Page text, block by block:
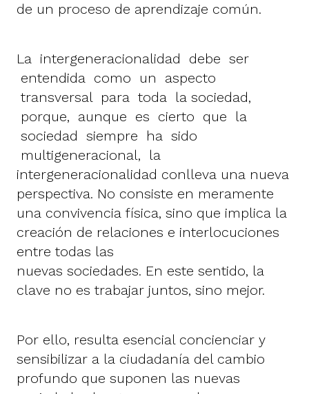
de un proceso de aprendizaje común.
La intergeneracionalidad debe ser
entendida como un aspecto
transversal para toda la sociedad,
porque, aunque es cierto que la
sociedad siempre ha sido
multigeneracional, la
intergeneracionalidad conlleva una nueva
perspectiva. No consiste en meramente
una convivencia física, sino que implica la
creación de relaciones e interlocuciones
entre todas las
nuevas sociedades. En este sentido, la
clave no es trabajar juntos, sino mejor.
Por ello, resulta esencial concienciar y
sensibilizar a la ciudadanía del cambio
profundo que suponen las nuevas